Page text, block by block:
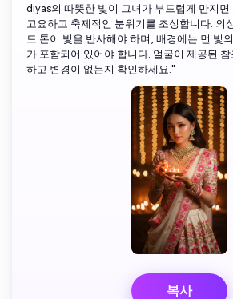
diyas의 따뜻한 빛이 그녀가 부드럽게 만지면
고요하고 축제적인 분위기를 조성합니다. 의
드 톤이 빛을 반사해야 하며, 배경에는 먼 빛
가 포함되어 있어야 합니다. 얼굴이 제공된
하고 변경이 없는지 확인하세요."
복사